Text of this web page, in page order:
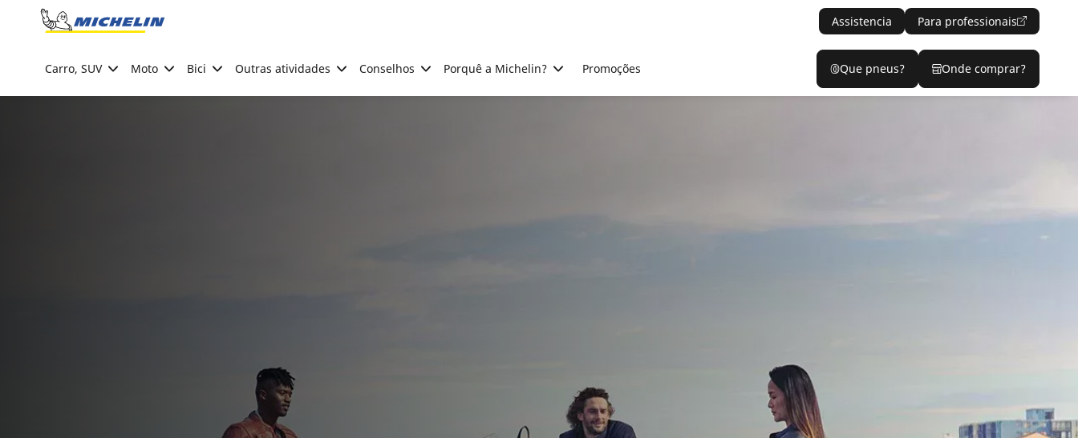
Go to page content
Assistencia Para professionais
Carro, SUV Moto Bici Outras atividades Conselhos Porquê a Michelin? Promoções Que pneus? Onde comprar?